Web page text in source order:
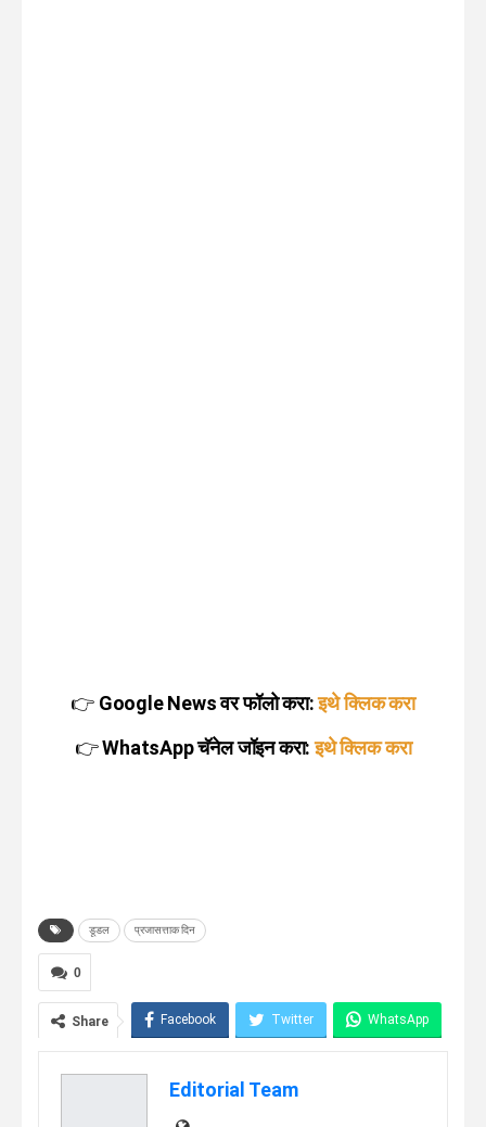
👉 Google News वर फॉलो करा: इथे क्लिक करा
👉WhatsApp चॅनेल जॉइन करा: इथे क्लिक करा
डूडल प्रजासत्ताक दिन
0
Share Facebook Twitter WhatsApp
Editorial Team